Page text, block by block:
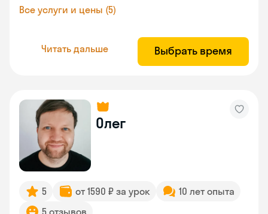
Все услуги и цены (5)
Читать дальше Выбрать время
Олег
5 от 1590 ₽ за урок
10 лет опыта
5 отзывов